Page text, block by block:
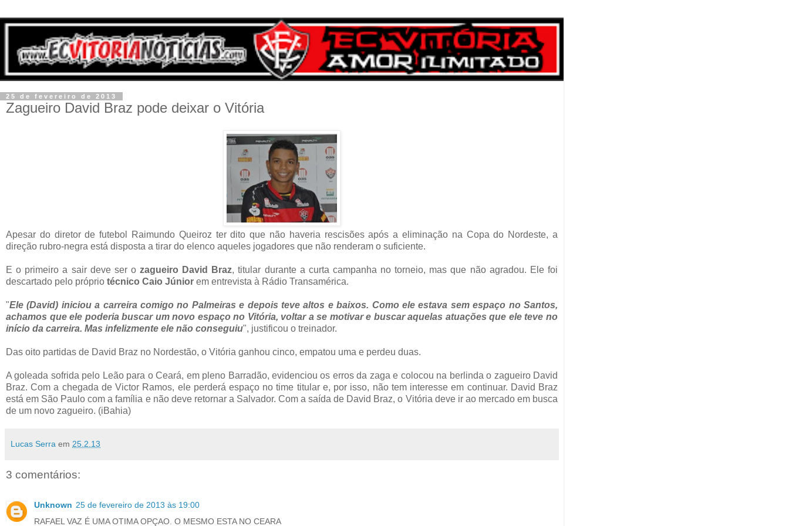
25 de fevereiro de 2013
Zagueiro David Braz pode deixar o Vitória
Apesar do diretor de futebol Raimundo Queiroz ter dito que não haveria rescisões após a eliminação na Copa do Nordeste, a
direção rubro-negra está disposta a tirar do elenco aqueles jogadores que não renderam o suficiente.
E o primeiro a sair deve ser ozagueiro David Braz, titular durante a curta campanha no torneio, mas que não agradou. Ele foi
descartado pelo próprio técnico Caio Júnior em entrevista à Rádio Transamérica.
"Ele (David) iniciou a carreira comigo no Palmeiras e depois teve altos e baixos. Como ele estava sem espaço no Santos,
achamos que ele poderia buscar um novo espaço no Vitória, voltar a se motivar e buscar aquelas atuações que ele teve no
início da carreira. Mas infelizmente ele não conseguiu", justificou o treinador.
Das oito partidas de David Braz no Nordestão, o Vitória ganhou cinco, empatou uma e perdeu duas.
A goleada sofrida pelo Leão para o Ceará, em pleno Barradão, evidenciou os erros da zaga e colocou na berlinda o zagueiro David
Braz. Com a chegada de Victor Ramos, ele perderá espaço no time titular e, por isso, não tem interesse em continuar. David Braz
está em São Paulo com a família e não deve retornar a Salvador. Com a saída de David Braz, o Vitória deve ir ao mercado em busca
de um novo zagueiro. (iBahia)
Lucas Serra em 25.2.13
3 comentários:
Unknown 25 de fevereiro de 2013 às 19:00
RAFAEL VAZ É UMA OTIMA OPÇAO. O MESMO ESTA NO CEARA